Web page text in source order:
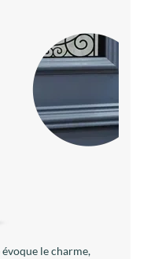
évoque le charme,